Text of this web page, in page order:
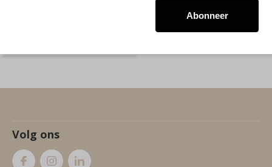
Abonneer
Volg ons